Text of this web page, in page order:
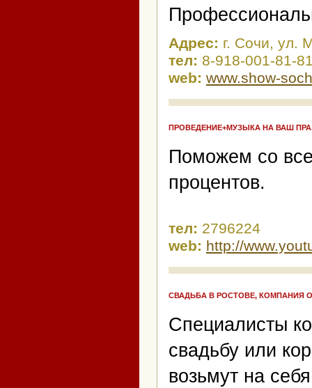
Адрес: г. Сочи, ул.
тел: 8-918-001-81-
web: www.show-
ПРОВЕДЕНИЕ+МУЗЫКА НА ВАШ
Поможем со
процентов.
тел: 2796224
web: http://
СВАДЬБА В РОСТОВЕ, КОМПАНИЯ
Специалисты
свадьбу или
возьмут на